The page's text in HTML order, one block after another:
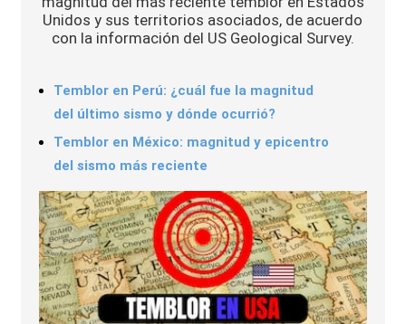
Unidos y sus territorios asociados, de acuerdo
con la información del US Geological Survey.
Temblor en Perú: ¿cuál fue la magnitud
del último sismo y dónde ocurrió?
Temblor en México: magnitud y epicentro
del sismo más reciente